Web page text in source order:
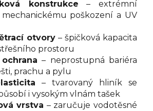
konstrukce
– extrémní
poškození a UV
otvory – špičková kapacita
prostoru
– neprostupná bariéra
prachu a pylu
– tvarovaný hliník se
i vysokým vlnám tašek
vrstva – zaručuje vodotěsné